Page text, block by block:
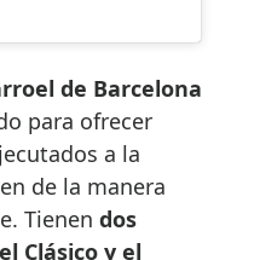
de Barcelona
para ofrecer
a la
de la manera
Tienen dos
Clásico y el